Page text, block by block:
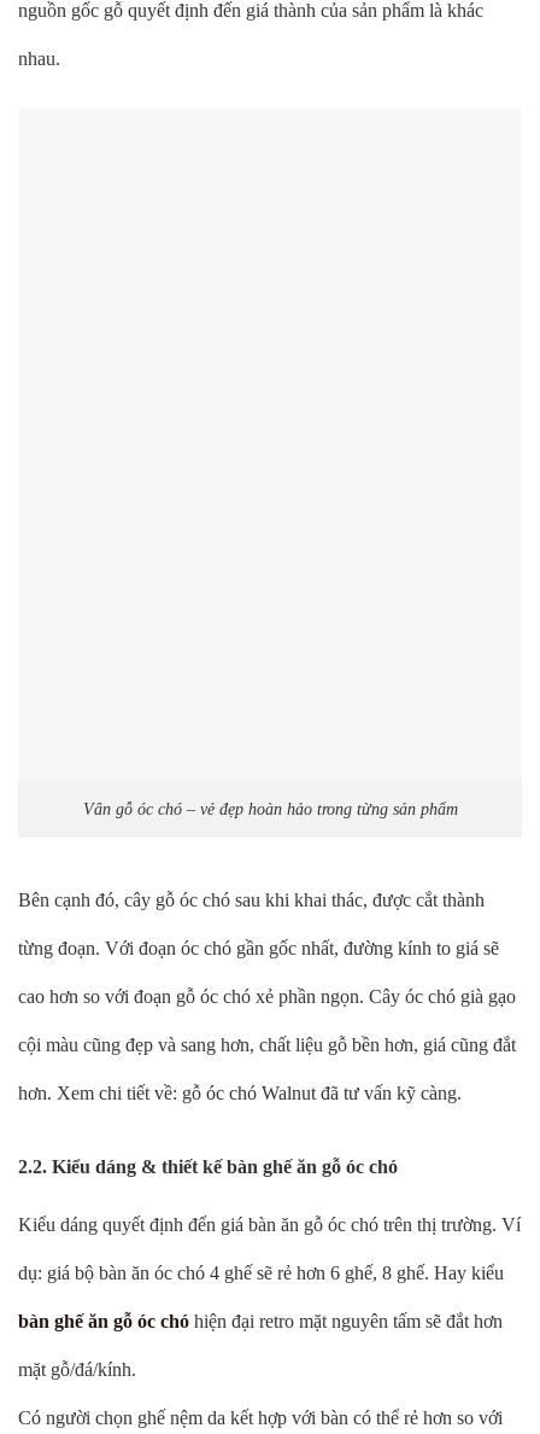
nguồn gốc gỗ quyết định đến giá thành của sản phẩm là khác
nhau.
Vân gỗ óc chó – vẻ đẹp hoàn hảo trong từng sản phẩm
Bên cạnh đó, cây gỗ óc chó sau khi khai thác, được cắt thành
từng đoạn. Với đoạn óc chó gần gốc nhất, đường kính to giá sẽ
cao hơn so với đoạn gỗ óc chó xẻ phần ngọn. Cây óc chó già gạo
cội màu cũng đẹp và sang hơn, chất liệu gỗ bền hơn, giá cũng đắt
hơn. Xem chi tiết về: gỗ óc chó Walnut đã tư vấn kỹ càng.
2.2. Kiểu dáng & thiết kế bàn ghế ăn gỗ óc chó
Kiểu dáng quyết định đến giá bàn ăn gỗ óc chó trên thị trường. Ví
dụ: giá bộ bàn ăn óc chó 4 ghế sẽ rẻ hơn 6 ghế, 8 ghế. Hay kiểu
bàn ghế ăn gỗ óc chó hiện đại retro mặt nguyên tấm sẽ đắt hơn
mặt gỗ/đá/kính.
Có người chọn ghế nệm da kết hợp với bàn có thể rẻ hơn so với